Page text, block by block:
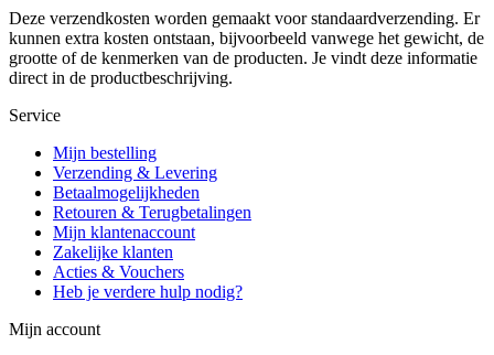
Deze verzendkosten worden gemaakt voor standaardverzending. Er
kunnen extra kosten ontstaan, bijvoorbeeld vanwege het gewicht, de
grootte of de kenmerken van de producten. Je vindt deze informatie
direct in de productbeschrijving.
Service
Mijn bestelling
Verzending & Levering
Betaalmogelijkheden
Retouren & Terugbetalingen
Mijn klantenaccount
Zakelijke klanten
Acties & Vouchers
Heb je verdere hulp nodig?
Mijn account